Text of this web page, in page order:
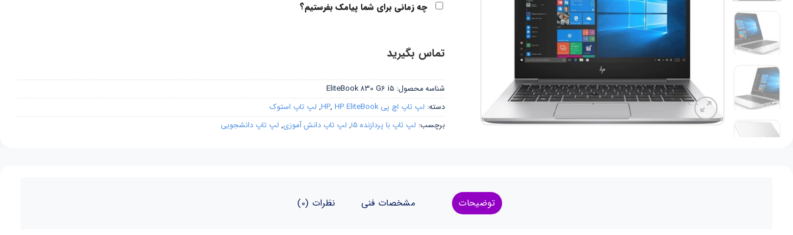
چه زمانی برای شما پیامک بفرستیم؟
تماس بگیرید
شناسه محصول: EliteBook 830 G6 i5
دسته: لپ تاپ اچ پی HP , HP EliteBook
, لپ تاپ استوک
برچسب: لپ تاپ با پردازنده i5 , لپ تاپ دانش آموزی, لپ تاپ دانشجویی
توضیحات مشخصات فنی نظرات (0)